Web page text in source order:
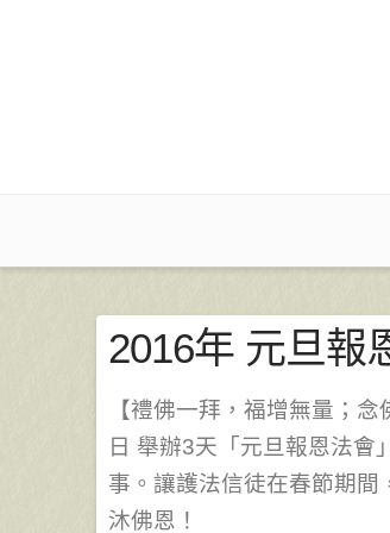
2016年 元旦報
【禮佛一拜，福增無量；
日 舉辦3天「元旦報恩法會
事。讓護法信徒在春節期間
沐佛恩！